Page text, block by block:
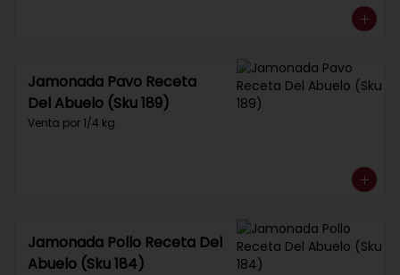
Jamonada Pavo Receta
Del Abuelo (Sku 189)
Venta por 1/4 kg.
Jamonada Pollo Receta Del
Abuelo (Sku 184)